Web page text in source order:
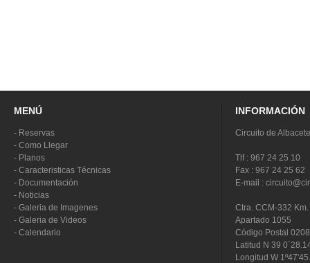
MENÚ
- Reservas
- Como Llegar
- Planos
- Caracteristicas Técnicas
- Documentación
- Noticias
- Galeria de Imagenes
- Galeria de Videos
- Calendario
INFORMACIÓN
Circuito de Albacete
Tlf : 967 24 25 10
Fax : 967 24 25 62
E-mail :
Ctra. CCM-332
Apartado 1055
Código Postal
Latitud N 39
Longitud W